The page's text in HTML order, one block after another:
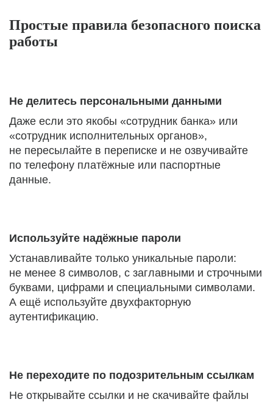
Простые правила безопасного поиска
работы
Не делитесь персональными данными
Даже если это якобы «сотрудник банка» или
«сотрудник исполнительных органов»,
не пересылайте в переписке и не озвучивайте
по телефону платёжные или паспортные
данные.
Используйте надёжные пароли
Устанавливайте только уникальные пароли:
не менее 8 символов, с заглавными и строчными
буквами, цифрами и специальными символами.
А ещё используйте двухфакторную
аутентификацию.
Не переходите по подозрительным ссылкам
Не открывайте ссылки и не скачивайте файлы